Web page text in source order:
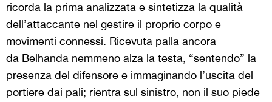
ricorda la prima analizzata e sintetizza la qualità
dell’attaccante nel gestire il proprio corpo e
movimenti connessi. Ricevuta palla ancora
da Belhanda nemmeno alza la testa, “sentendo” la
presenza del difensore e immaginando l’uscita del
portiere dai pali; rientra sul sinistro, non il suo piede